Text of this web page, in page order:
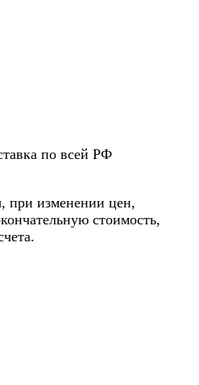
по всей РФ
при изменении цен,
стоимость,